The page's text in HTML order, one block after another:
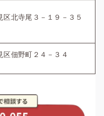
区北寺尾３－１９－３５
区佃野町２４－３４